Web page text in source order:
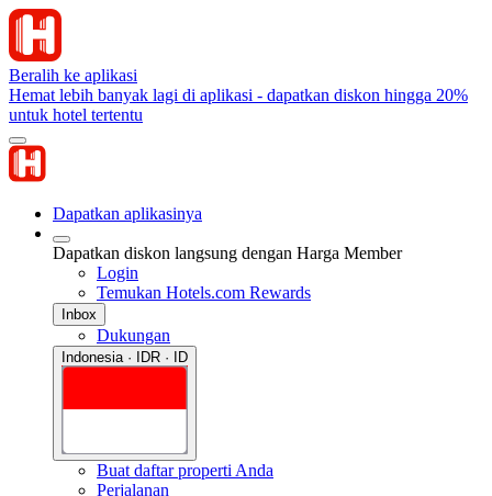
Beralih ke aplikasi
Hemat lebih banyak lagi di aplikasi - dapatkan diskon hingga 20%
untuk hotel tertentu
Dapatkan aplikasinya
Dapatkan diskon langsung dengan Harga Member
Login
Temukan Hotels.com Rewards
Inbox
Dukungan
Indonesia · IDR · ID
Buat daftar properti Anda
Perjalanan